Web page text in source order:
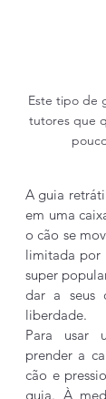
Este tipo de
tutores que
A guia
em uma
o cão se
limitada por
super
dar a seus
liberdade.
Para usar
prender a
cão e
guia. À